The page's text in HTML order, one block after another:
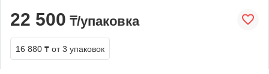
22 500 ₸/упаковка
16 880 ₸ от 3 упаковок